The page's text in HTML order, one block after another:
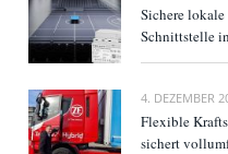
Sichere
Schnittstelle
4. DEZEMBER
Flexible
sichert